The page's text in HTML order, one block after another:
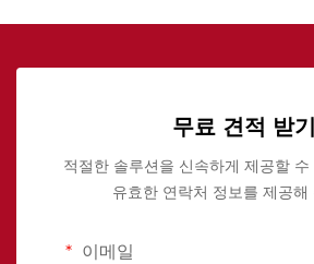
무료 견적 받기
적절한 솔루션을 신속하게 제공할
유효한 연락처 정보를 제공해
이메일